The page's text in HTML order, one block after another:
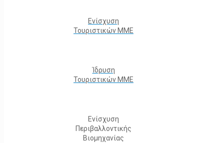
Ενίσχυση
Τουριστικών ΜΜΕ
Ίδρυση
Τουριστικών ΜΜΕ
Ενίσχυση
Περιβαλλοντικής
Βιομηχανίας